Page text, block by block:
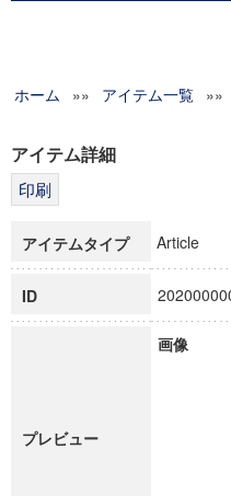
グローバルリサーチイ
科学研究費補助金研究
博士課程教育リーディ
ホーム »» アイテム一覧 »»
アイテム詳細
アイテムタイプ Article
ID
プレビュー
画像